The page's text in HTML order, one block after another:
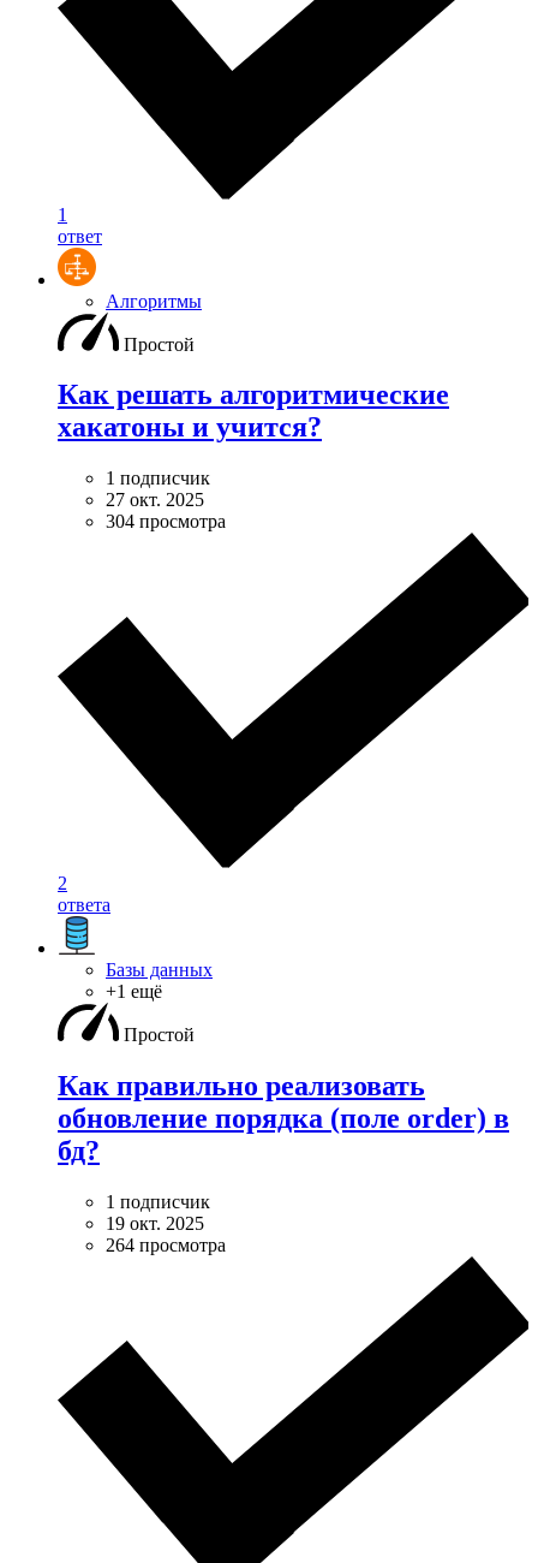
1
ответ
Алгоритмы
Простой
Как решать алгоритмические
хакатоны и учится?
1 подписчик
27 окт. 2025
304 просмотра
2
ответа
Базы данных
+1 ещё
Простой
Как правильно реализовать
обновление порядка (поле order) в
бд?
1 подписчик
19 окт. 2025
264 просмотра